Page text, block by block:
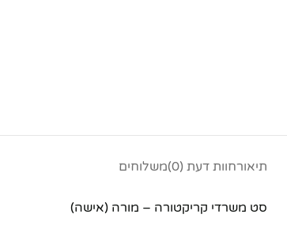
תיאורחוות דעת (0) משלוחים
סט משרדי קריקטורה – מורה (אישה)